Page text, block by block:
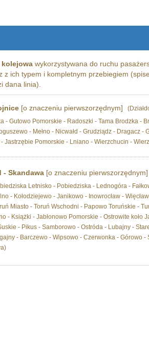
wykorzystywana do ruchu
z ich typem i kompletnym przebiegiem
dana linia).
[o znaczeniu pierwszorzędnym]
- Gutowo Pomorskie - Radoszki - Tama Brodzka -
- Mełno - Nicwałd - Grudziądz - Dragacz -
Pomorskie - Lniano - Wierzchucin -
- Skandawa[o znaczeniu pierwszorzędnym]
Letnisko - Pobiedziska - Lednogóra -
- Kołodziejewo - Janikowo - Inowrocław -
Miasto - Toruń Wschodni - Papowo Toruńskie -
Książki - Jabłonowo Pomorskie - Ostrowite koło
- Pikus - Samborowo - Ostróda - Lubajny -
- Barczewo - Wipsowo - Czerwonka - Górowo -